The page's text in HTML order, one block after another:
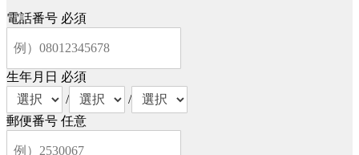
電話番号 必須
生年月日 必須
/
/
郵便番号 任意